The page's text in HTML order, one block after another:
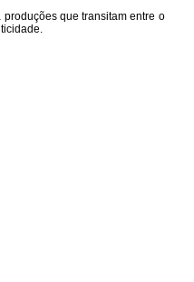
que transitam entre o